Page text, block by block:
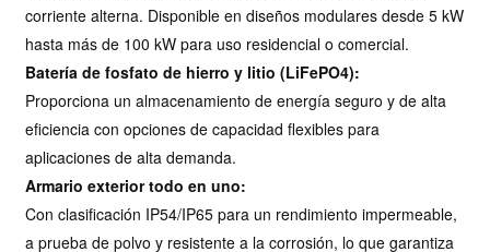
corriente alterna. Disponible en diseños modulares desde 5 kW
hasta más de 100 kW para uso residencial o comercial.
Batería de fosfato de hierro y litio (LiFePO4):
Proporciona un almacenamiento de energía seguro y de alta
eficiencia con opciones de capacidad flexibles para
aplicaciones de alta demanda.
Armario exterior todo en uno:
Con clasificación IP54/IP65 para un rendimiento impermeable,
a prueba de polvo y resistente a la corrosión, lo que garantiza